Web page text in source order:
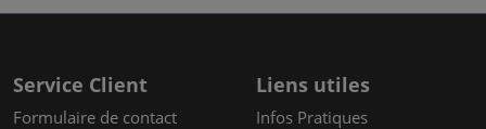
Service Client
Formulaire de contact
Liens utiles
Infos Pratiques